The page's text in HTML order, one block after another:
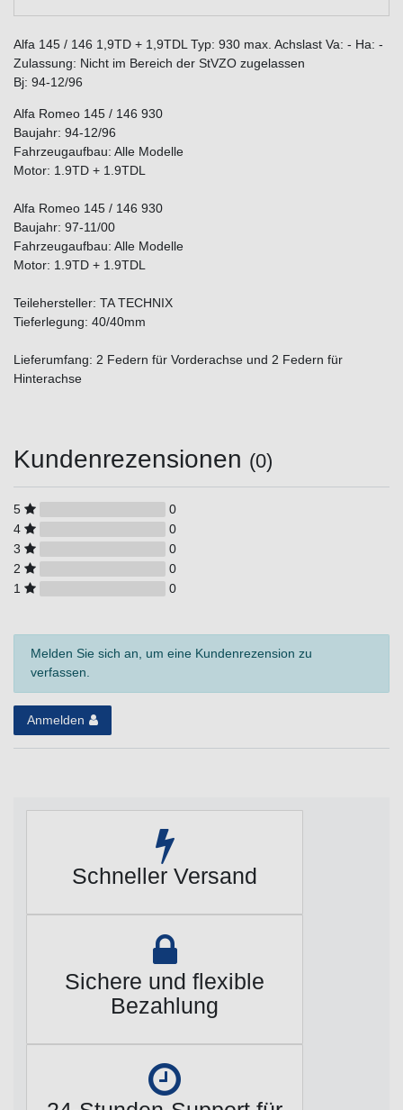
Alfa 145 / 146 1,9TD + 1,9TDL Typ: 930 max. Achslast Va: - Ha: -
Zulassung: Nicht im Bereich der StVZO zugelassen
Bj: 94-12/96
Alfa Romeo 145 / 146 930
Baujahr: 94-12/96
Fahrzeugaufbau: Alle Modelle
Motor: 1.9TD + 1.9TDL
Alfa Romeo 145 / 146 930
Baujahr: 97-11/00
Fahrzeugaufbau: Alle Modelle
Motor: 1.9TD + 1.9TDL
Teilehersteller: TA TECHNIX
Tieferlegung: 40/40mm
Lieferumfang: 2 Federn für Vorderachse und 2 Federn für
Hinterachse
Kundenrezensionen (0)
5
0
4
0
3
0
2
0
1
0
Melden Sie sich an, um eine Kundenrezension zu
verfassen.
Anmelden
Schneller Versand
Sichere und flexible
Bezahlung